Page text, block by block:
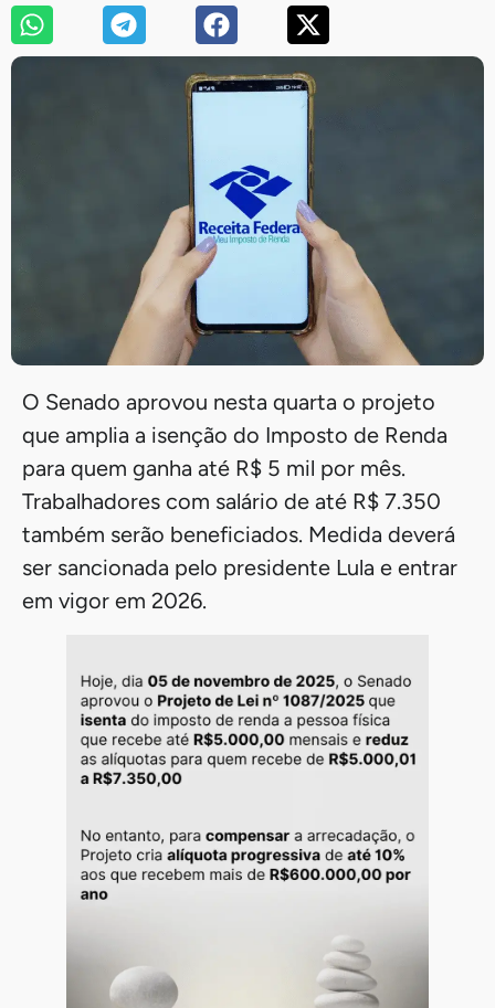
O Senado aprovou nesta quarta o projeto
que amplia a isenção do Imposto de Renda
para quem ganha até R$ 5 mil por mês.
Trabalhadores com salário de até R$ 7.350
também serão beneficiados. Medida deverá
ser sancionada pelo presidente Lula e entrar
em vigor em 2026.